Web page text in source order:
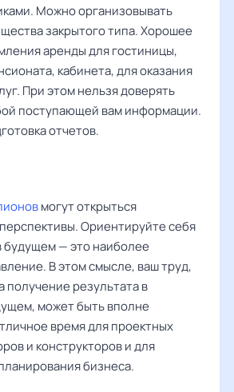
Можно организовывать
закрытого типа. Хорошее
аренды для гостиницы,
кабинета, для оказания
При этом нельзя доверять
поступающей вам информации.
отчетов.
могут открыться
Ориентируйте себя
будущем — это наиболее
В этом смысле, ваш труд,
получение результата в
может быть вполне
время для проектных
и конструкторов и для
бизнеса.